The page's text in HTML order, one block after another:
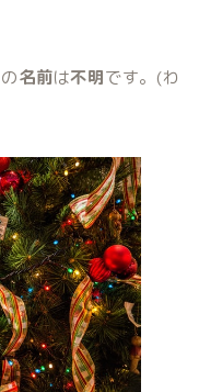
の名前は不明です。(わ